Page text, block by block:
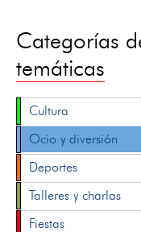
Categorías
temáticas
Cultura
Ocio y diversión
Deportes
Talleres y charlas
Fiestas